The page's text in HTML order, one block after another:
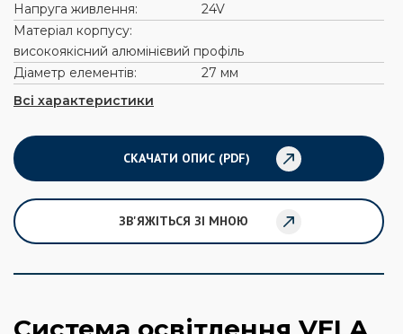
Напруга живлення:
24V
Матеріал корпусу:
високоякісний алюмінієвий профіль
Діаметр елементів:
27 мм
Всі характеристики
СКАЧАТИ ОПИС (PDF)
ЗВ'ЯЖІТЬСЯ ЗІ МНОЮ